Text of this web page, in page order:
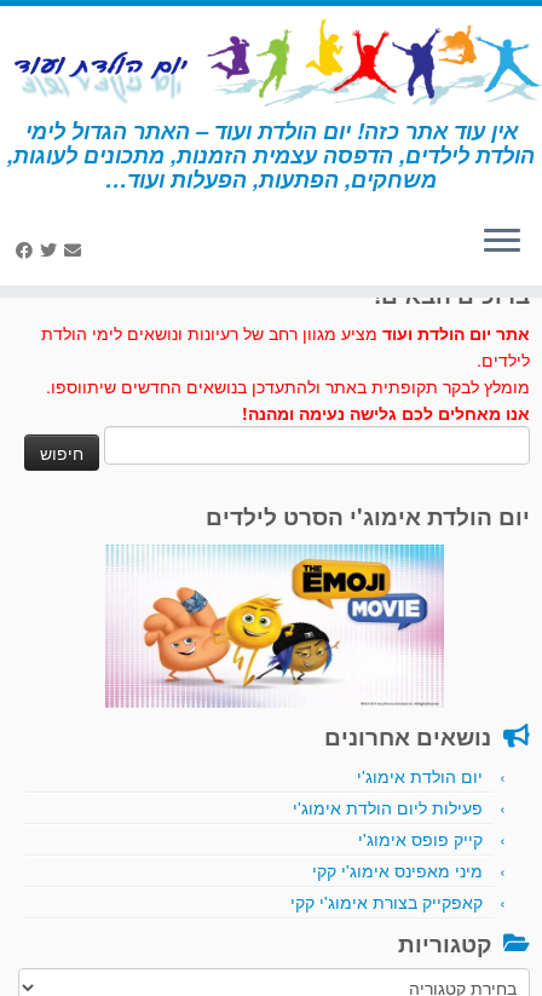
דלג
לתוכן
אין עוד אתר כזה! יום הולדת ועוד – האתר הגדול לימי
הולדת לילדים, הדפסה עצמית הזמנות, מתכונים לעוגות,
משחקים, הפתעות, הפעלות ועוד… דף הבית » עוגיות שוקולד צ'יפס
ברוכים הבאים!
אתר יום הולדת ועוד מציע מגוון רחב של רעיונות ונושאים לימי הולדת
לילדים.
מומלץ לבקר תקופתית באתר ולהתעדכן בנושאים החדשים שיתווספו.
אנו מאחלים לכם גלישה נעימה ומהנה!
יום הולדת אימוג'י הסרט לילדים
נושאים אחרונים
יום הולדת אימוג'י
פעילות ליום הולדת אימוג'י
קייק פופס אימוג'י
מיני מאפינס אימוג'י קקי
קאפקייק בצורת אימוג'י קקי
קטגוריות
קטגוריות